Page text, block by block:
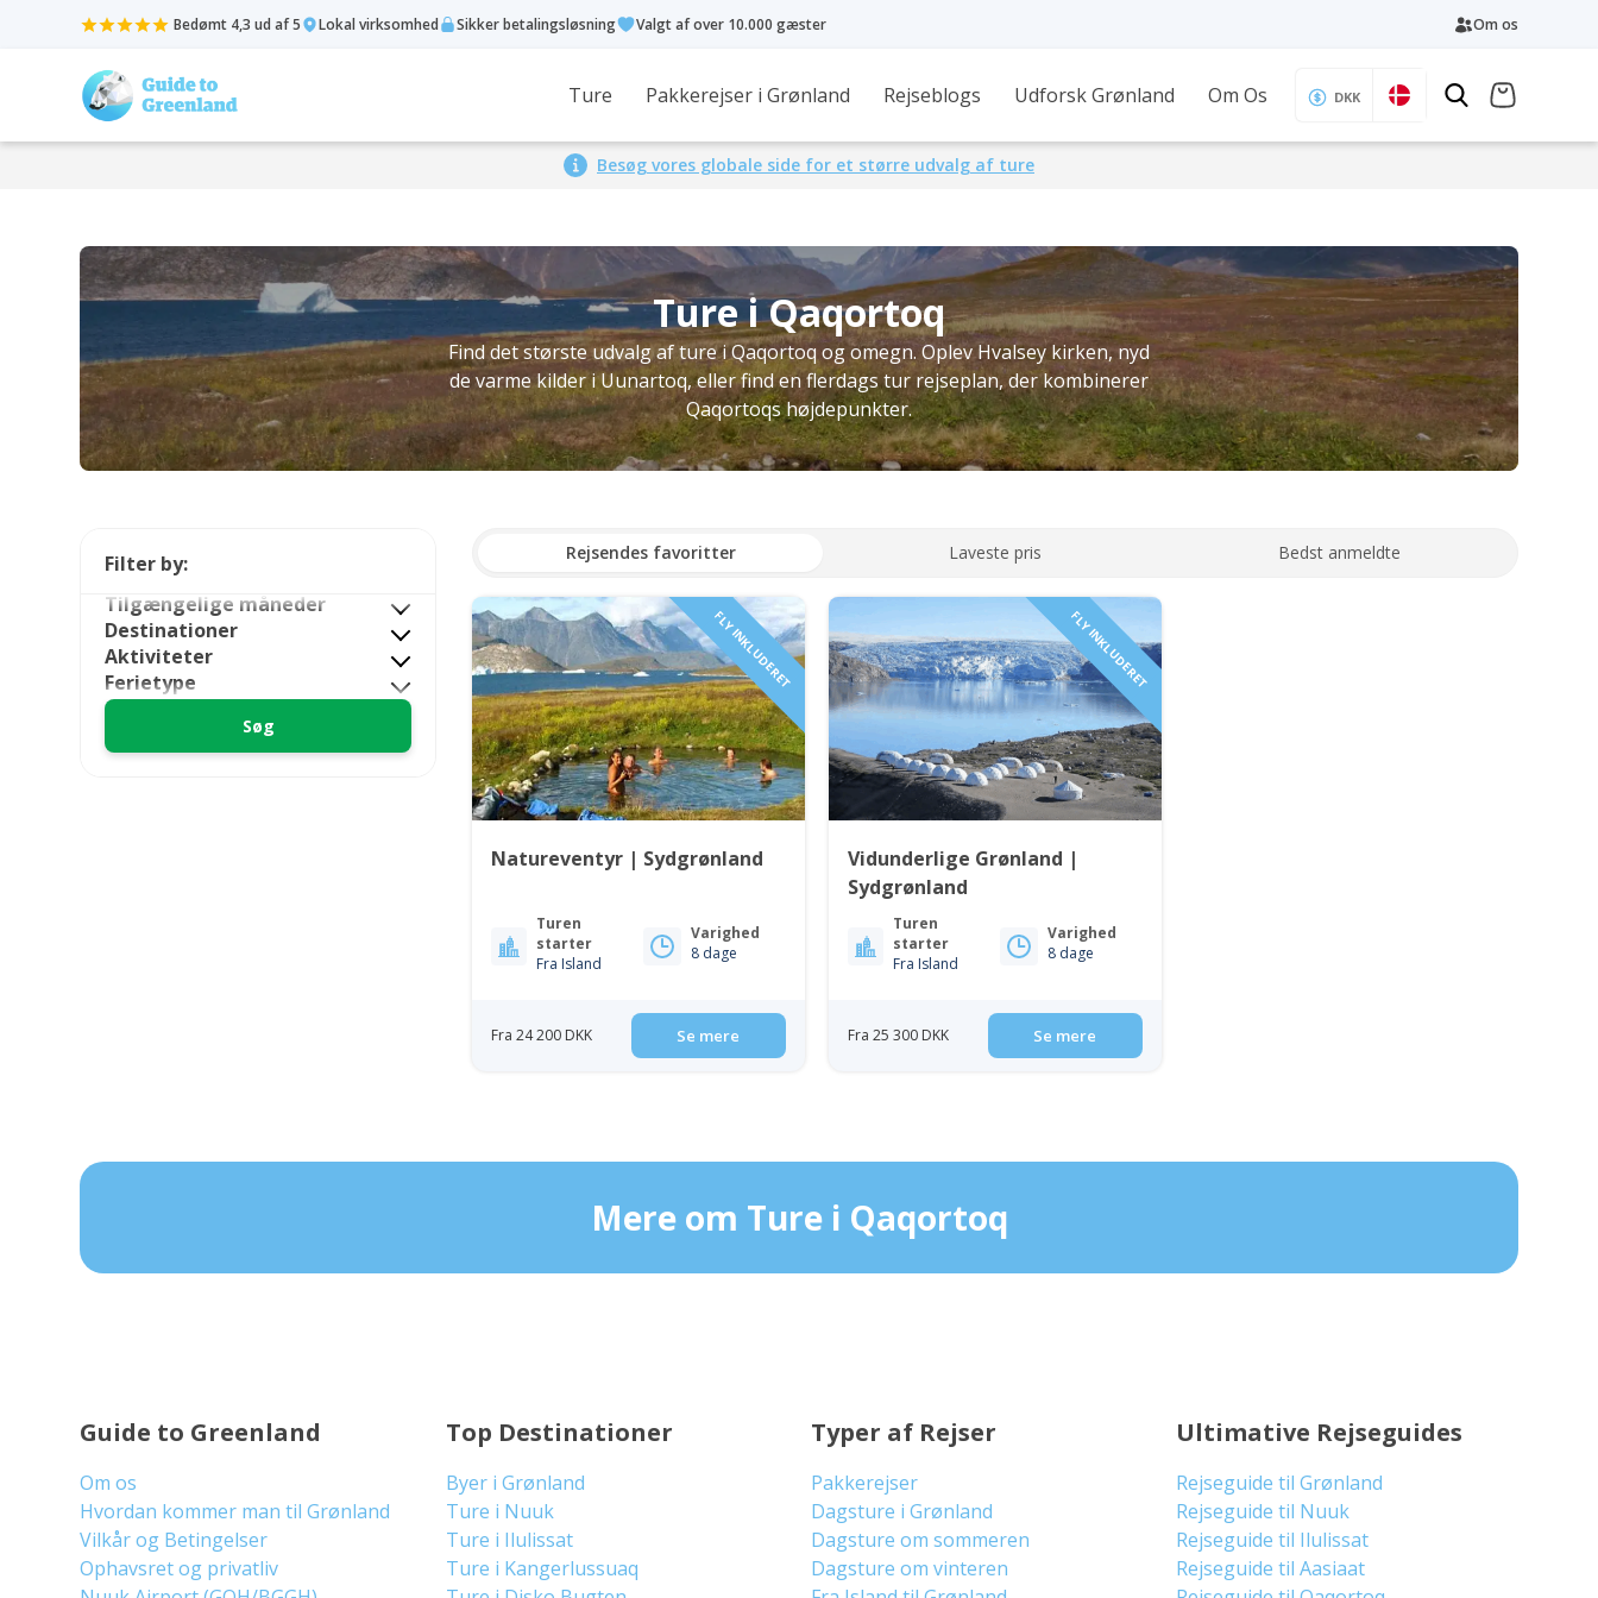
Bedømt 4,3 ud af 5 Lokal virksomhed Sikker betalingsløsning Valgt af over 10.000 gæster Om os
Ture Pakkerejser i Grønland Rejseblogs Udforsk Grønland Om Os DKK
Besøg vores globale side for et større udvalg af ture
Ture i Qaqortoq
Find det største udvalg af ture i Qaqortoq og omegn. Oplev Hvalsey kirken, nyd
de varme kilder i Uunartoq, eller find en flerdags tur rejseplan, der kombinerer
Qaqortoqs højdepunkter.
Rejsendes favoritter Laveste pris Bedst anmeldte
FLY INKLUDERET
Natureventyr | Sydgrønland
Turen
starter
Fra Island
Varighed
8 dage
Fra 24 200 DKK Se mere
FLY INKLUDERET
Vidunderlige Grønland |
Sydgrønland
Turen
starter
Fra Island
Varighed
8 dage
Fra 25 300 DKK Se mere
Filter by:
Tilgængelige måneder
Destinationer
Aktiviteter
Ferietype
Mere om Ture i Qaqortoq
Guide to Greenland
Om os
Hvordan kommer man til Grønland
Vilkår og Betingelser
Ophavsret og privatliv
Top Destinationer
Byer i Grønland
Ture i Nuuk
Ture i Ilulissat
Ture i Kangerlussuaq
Typer af Rejser
Pakkerejser
Dagsture i Grønland
Dagsture om sommeren
Dagsture om vinteren
Ultimative Rejseguides
Rejseguide til Grønland
Rejseguide til Nuuk
Rejseguide til Ilulissat
Rejseguide til Aasiaat